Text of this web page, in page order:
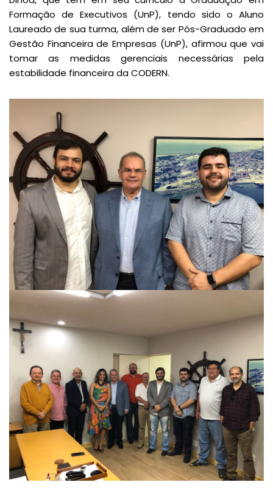
Formação de Executivos (UnP), tendo sido o Aluno
Laureado de sua turma, além de ser Pós-Graduado em
Gestão Financeira de Empresas (UnP), afirmou que vai
tomar as medidas gerenciais necessárias pela
estabilidade financeira da CODERN.